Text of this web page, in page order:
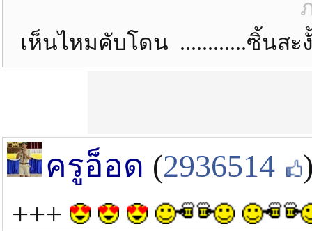
เห็นไหมคับโดน ............ซิ้นสะ
ครูอ็อด (2936514
+++